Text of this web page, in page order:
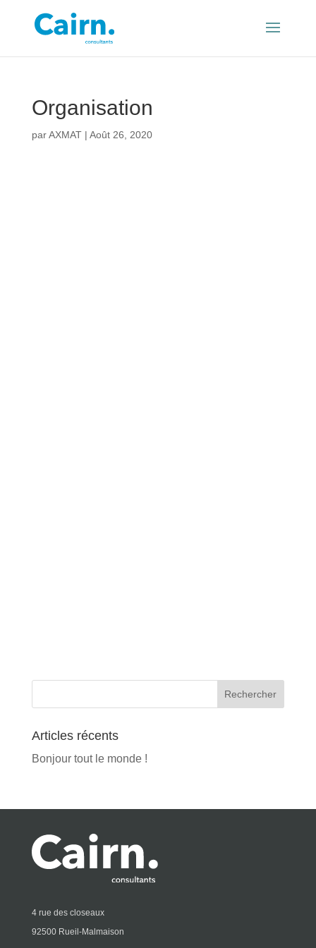
Organisation
parAXMAT| Août 26, 2020
Articles récents
Bonjour tout le monde !
4 rue des closeaux
92500 Rueil-Malmaison